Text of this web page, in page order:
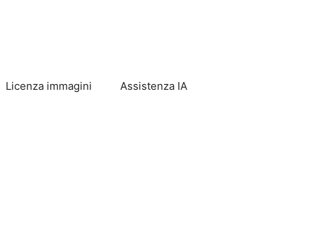
Licenza immagini Assistenza IA